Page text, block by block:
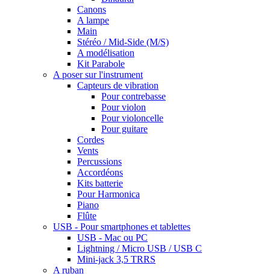
Canons
A lampe
Main
Stéréo / Mid-Side (M/S)
A modélisation
Kit Parabole
A poser sur l'instrument
Capteurs de vibration
Pour contrebasse
Pour violon
Pour violoncelle
Pour guitare
Cordes
Vents
Percussions
Accordéons
Kits batterie
Pour Harmonica
Piano
Flûte
USB - Pour smartphones et tablettes
USB - Mac ou PC
Lightning / Micro USB / USB C
Mini-jack 3,5 TRRS
A ruban